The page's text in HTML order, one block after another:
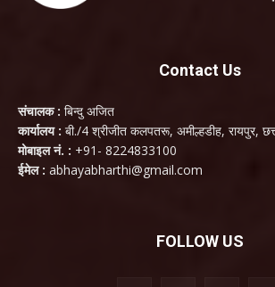
Contact Us
संचालक : बिन्दु अजित
कार्यालय : बी./4 श्रीजीत कलपतरू, अमील्हडीह, रायपुर,
मोबाइल नं. : +91- 8224833100
ईमेल : abhayabharthi@gmail.com
FOLLOW US